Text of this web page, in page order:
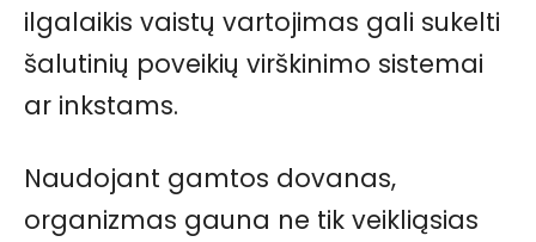
ilgalaikis vaistų vartojimas gali sukelti
šalutinių poveikių virškinimo sistemai
ar inkstams.
Naudojant gamtos dovanas,
organizmas gauna ne tik veikliąsias